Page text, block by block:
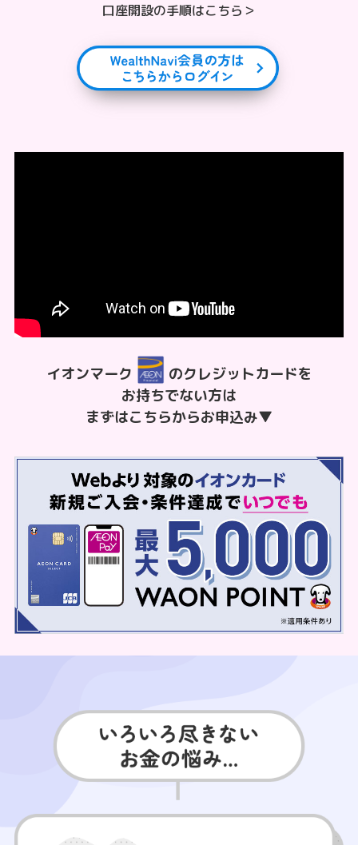
口座開設の手順はこちら＞
イオンマーク
のクレジットカードを
お持ちでない方は
まずはこちらからお申込み▼